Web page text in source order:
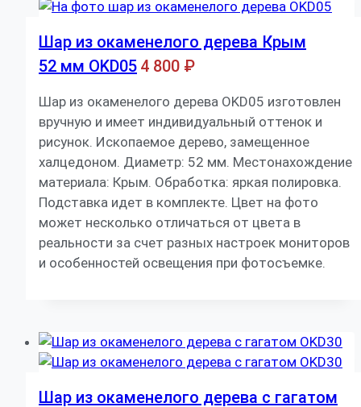
Шар из окаменелого дерева Крым
52 мм OKD05 4 800 ₽
Шар из окаменелого дерева OKD05 изготовлен
вручную и имеет индивидуальный оттенок и
рисунок. Ископаемое дерево, замещенное
халцедоном. Диаметр: 52 мм. Местонахождение
материала: Крым. Обработка: яркая полировка.
Подставка идет в комплекте. Цвет на фото
может несколько отличаться от цвета в
реальности за счет разных настроек мониторов
и особенностей освещения при фотосъемке.
Шар из окаменелого дерева с гагатом